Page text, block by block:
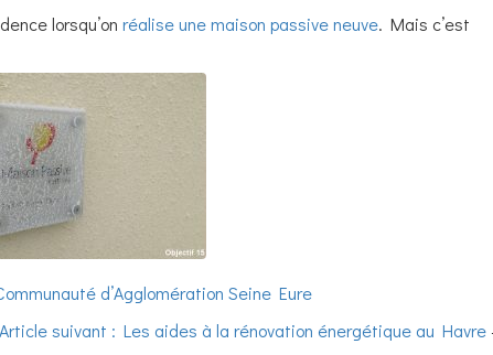
lorsqu’on réalise une maison passive neuve. Mais c’est
d’Agglomération Seine Eure
Article suivant : Les aides à la rénovation énergétique au Havre